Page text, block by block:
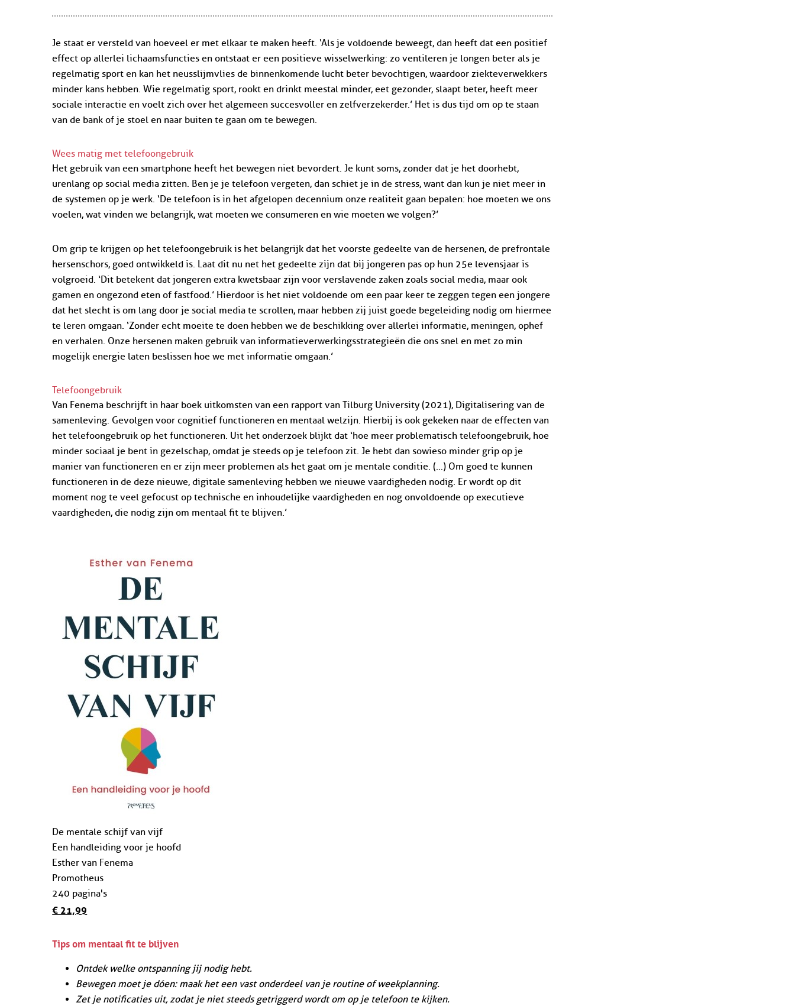
Je staat er versteld van hoeveel er met elkaar te maken heeft. ‘Als je voldoende beweegt, dan heeft dat een positief
effect op allerlei lichaamsfuncties en ontstaat er een positieve wisselwerking: zo ventileren je longen beter als je
regelmatig sport en kan het neusslijmvlies de binnenkomende lucht beter bevochtigen, waardoor ziekteverwekkers
minder kans hebben. Wie regelmatig sport, rookt en drinkt meestal minder, eet gezonder, slaapt beter, heeft meer
sociale interactie en voelt zich over het algemeen succesvoller en zelfverzekerder.’ Het is dus tijd om op te staan
van de bank of je stoel en naar buiten te gaan om te bewegen.
Wees matig met telefoongebruik
Het gebruik van een smartphone heeft het bewegen niet bevordert. Je kunt soms, zonder dat je het doorhebt,
urenlang op social media zitten. Ben je je telefoon vergeten, dan schiet je in de stress, want dan kun je niet meer in
de systemen op je werk. ‘De telefoon is in het afgelopen decennium onze realiteit gaan bepalen: hoe moeten we ons
voelen, wat vinden we belangrijk, wat moeten we consumeren en wie moeten we volgen?’
Om grip te krijgen op het telefoongebruik is het belangrijk dat het voorste gedeelte van de hersenen, de prefrontale
hersenschors, goed ontwikkeld is. Laat dit nu net het gedeelte zijn dat bij jongeren pas op hun 25e levensjaar is
volgroeid. ‘Dit betekent dat jongeren extra kwetsbaar zijn voor verslavende zaken zoals social media, maar ook
gamen en ongezond eten of fastfood.’ Hierdoor is het niet voldoende om een paar keer te zeggen tegen een jongere
dat het slecht is om lang door je social media te scrollen, maar hebben zij juist goede begeleiding nodig om hiermee
te leren omgaan. ‘Zonder echt moeite te doen hebben we de beschikking over allerlei informatie, meningen, ophef
en verhalen. Onze hersenen maken gebruik van informatieverwerkingsstrategieën die ons snel en met zo min
mogelijk energie laten beslissen hoe we met informatie omgaan.’
Telefoongebruik
Van Fenema beschrijft in haar boek uitkomsten van een rapport van Tilburg University (2021), Digitalisering van de
samenleving. Gevolgen voor cognitief functioneren en mentaal welzijn. Hierbij is ook gekeken naar de effecten van
het telefoongebruik op het functioneren. Uit het onderzoek blijkt dat ‘hoe meer problematisch telefoongebruik, hoe
minder sociaal je bent in gezelschap, omdat je steeds op je telefoon zit. Je hebt dan sowieso minder grip op je
manier van functioneren en er zijn meer problemen als het gaat om je mentale conditie. (…) Om goed te kunnen
functioneren in de deze nieuwe, digitale samenleving hebben we nieuwe vaardigheden nodig. Er wordt op dit
moment nog te veel gefocust op technische en inhoudelijke vaardigheden en nog onvoldoende op executieve
vaardigheden, die nodig zijn om mentaal fit te blijven.’
De mentale schijf van vijf
Een handleiding voor je hoofd
Esther van Fenema
Promotheus
240 pagina's
€ 21,99
Tips om mentaal fit te blijven
Ontdek welke ontspanning jij nodig hebt.
Bewegen moet je dóen: maak het een vast onderdeel van je routine of weekplanning.
Zet je notificaties uit, zodat je niet steeds getriggerd wordt om op je telefoon te kijken.